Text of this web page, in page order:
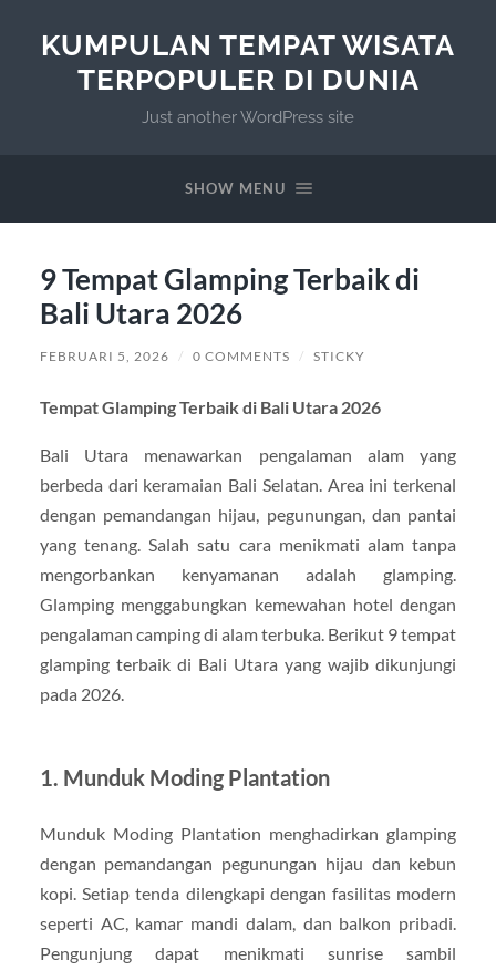
KUMPULAN TEMPAT WISATA
TERPOPULER DI DUNIA
Just another WordPress site
SHOW MENU
9 Tempat Glamping Terbaik di
Bali Utara 2026
FEBRUARI 5, 2026 / 0 COMMENTS / STICKY
Tempat Glamping Terbaik di Bali Utara 2026
Bali Utara menawarkan pengalaman alam yang
berbeda dari keramaian Bali Selatan. Area ini terkenal
dengan pemandangan hijau, pegunungan, dan pantai
yang tenang. Salah satu cara menikmati alam tanpa
mengorbankan kenyamanan adalah glamping.
Glamping menggabungkan kemewahan hotel dengan
pengalaman camping di alam terbuka. Berikut 9 tempat
glamping terbaik di Bali Utara yang wajib dikunjungi
pada 2026.
1. Munduk Moding Plantation
Munduk Moding Plantation menghadirkan glamping
dengan pemandangan pegunungan hijau dan kebun
kopi. Setiap tenda dilengkapi dengan fasilitas modern
seperti AC, kamar mandi dalam, dan balkon pribadi.
Pengunjung dapat menikmati sunrise sambil